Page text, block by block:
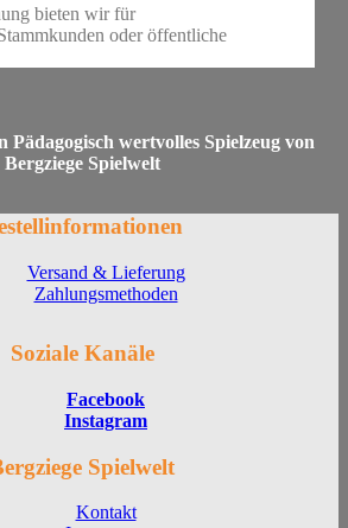
bieten wir für
oder öffentliche
Pädagogisch wertvolles Spielzeug von
Bergziege Spielwelt
Versand & Lieferung
Zahlungsmethoden
Soziale Kanäle
Facebook
Instagram
Spielwelt
Kontakt